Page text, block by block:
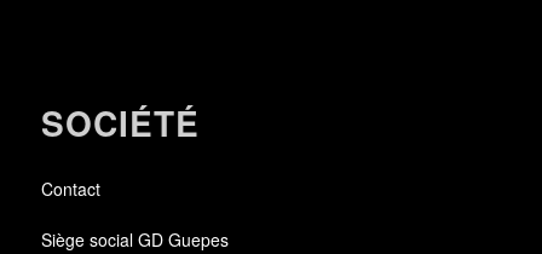
SOCIÉTÉ
Contact
Siège social GD Guepes